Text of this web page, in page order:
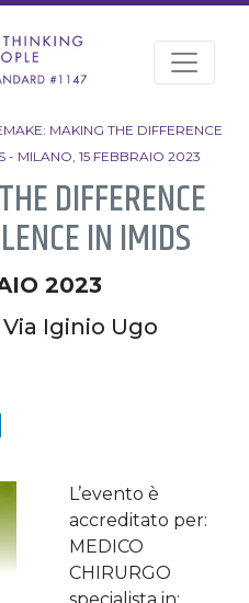
MAKING THE DIFFERENCE
- MILANO, 15 FEBBRAIO 2023
DIFFERENCE
IN IMIDS
2023
Iginio Ugo
L’evento è
accreditato per:
MEDICO
CHIRURGO